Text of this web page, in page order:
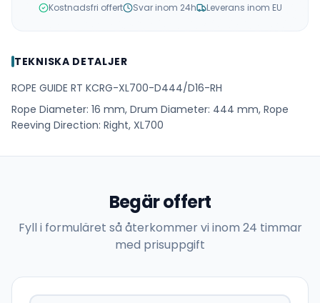
Kostnadsfri offert Svar inom 24h Leverans inom EU
TEKNISKA DETALJER
ROPE GUIDE RT KCRG-XL700-D444/D16-RH
Rope Diameter: 16 mm, Drum Diameter: 444 mm, Rope
Reeving Direction: Right, XL700
Begär offert
Fyll i formuläret så återkommer vi inom 24 timmar
med prisuppgift